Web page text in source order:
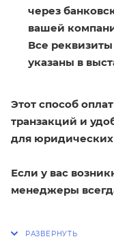
через
вашей
Все
указаны в
Этот способ
транзакций и
для
Если у вас
менеджеры